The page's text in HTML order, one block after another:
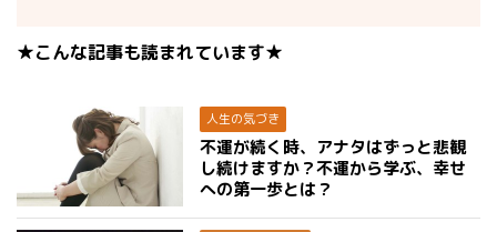
★こんな記事も読まれています★
人生の気づき
不運が続く時、アナタはずっと悲観
し続けますか？不運から学ぶ、幸せ
への第一歩とは？